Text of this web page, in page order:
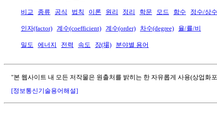
비교 종류 공식 법칙 이론 원리 정리 학문 모드 함수 정수/상수
인자(factor) 계수(coefficient) 계수(order) 차수(degree) 율/률/비
밀도 에너지 전력 속도 장(場) 분야별 용어
"본 웹사이트 내 모든 저작물은 원출처를 밝히는 한 자유롭게 사용(상업화
[정보통신기술용어해설]